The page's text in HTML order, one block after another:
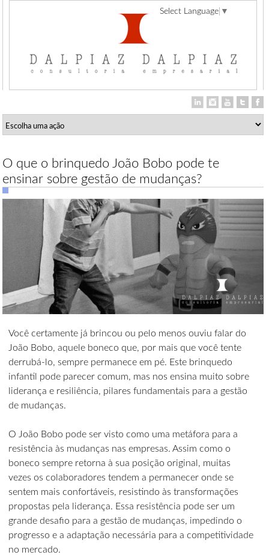
O que o brinquedo João Bobo pode te
ensinar sobre gestão de mudanças?
Você certamente já brincou ou pelo menos ouviu falar do
João Bobo, aquele boneco que, por mais que você tente
derrubá-lo, sempre permanece em pé. Este brinquedo
infantil pode parecer comum, mas nos ensina muito sobre
liderança e resiliência, pilares fundamentais para a gestão
de mudanças.
O João Bobo pode ser visto como uma metáfora para a
resistência às mudanças nas empresas. Assim como o
boneco sempre retorna à sua posição original, muitas
vezes os colaboradores tendem a permanecer onde se
sentem mais confortáveis, resistindo às transformações
propostas pela liderança. Essa resistência pode ser um
grande desafio para a gestão de mudanças, impedindo o
progresso e a adaptação necessária para a competitividade
no mercado.
Select Language ▼